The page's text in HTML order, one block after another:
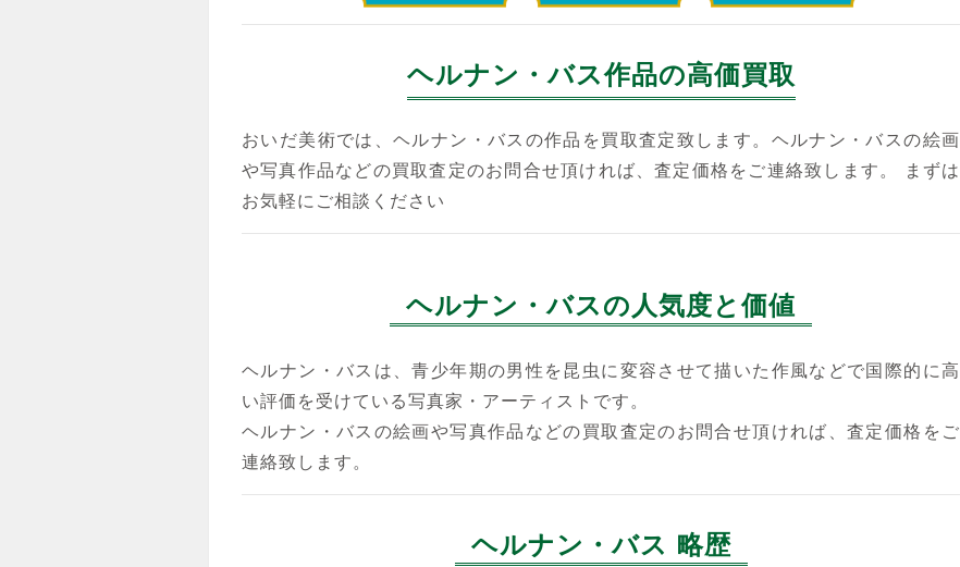
ヘルナン・バス作品の高価買取
おいだ美術では、ヘルナン・バスの作品を買取査定致します。ヘルナン・バスの絵画
や写真作品などの買取査定のお問合せ頂ければ、査定価格をご連絡致します。 まずは
お気軽にご相談ください
ヘルナン・バスの人気度と価値
ヘルナン・バスは、青少年期の男性を昆虫に変容させて描いた作風などで国際的に高
い評価を受けている写真家・アーティストです。
ヘルナン・バスの絵画や写真作品などの買取査定のお問合せ頂ければ、査定価格をご
連絡致します。
ヘルナン・バス 略歴